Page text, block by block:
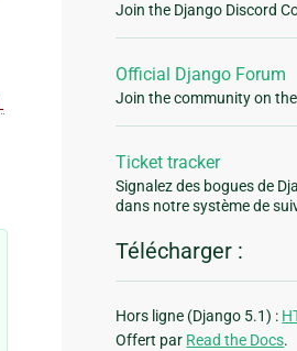
Join the Django Discord
Official Django Forum
Join the community on
Ticket tracker
Signalez des bogues de
dans notre système de
Télécharger :
Hors ligne (Django 5.1) :
Offert par Read the Docs.